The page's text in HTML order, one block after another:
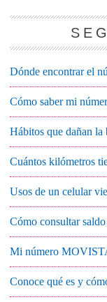
Dónde encontrar el
Cómo saber mi
Hábitos que dañan la
Cuántos kilómetros
Usos de un celular
Cómo consultar
Mi número
Conoce qué es y